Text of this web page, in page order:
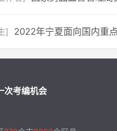
] 2022年宁夏面向国内重
次考编机会